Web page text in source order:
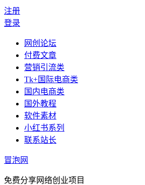
注册
登录
网创论坛
付费文章
营销引流类
Tk+国际电商类
国内电商类
国外教程
软件素材
小红书系列
联系站长
冒泡网
免费分享网络创业项目